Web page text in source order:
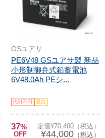
GSユアサ
PE6V48 GSユアサ製 新品
小形制御弁式鉛蓄電池
6V48.0Ah PEシ...
代引不可 受注
37%
OFF
定価¥70,400（税込）
¥44,000 （税込）